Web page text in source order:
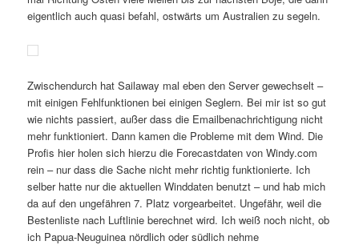
eigentlich auch quasi befahl, ostwärts um Australien zu segeln.
Zwischendurch hat Sailaway mal eben den Server gewechselt –
mit einigen Fehlfunktionen bei einigen Seglern. Bei mir ist so gut
wie nichts passiert, außer dass die Emailbenachrichtigung nicht
mehr funktioniert. Dann kamen die Probleme mit dem Wind. Die
Profis hier holen sich hierzu die Forecastdaten von Windy.com
rein – nur dass die Sache nicht mehr richtig funktionierte. Ich
selber hatte nur die aktuellen Winddaten benutzt – und hab mich
da auf den ungefähren 7. Platz vorgearbeitet. Ungefähr, weil die
Bestenliste nach Luftlinie berechnet wird. Ich weiß noch nicht, ob
ich Papua-Neuguinea nördlich oder südlich nehme